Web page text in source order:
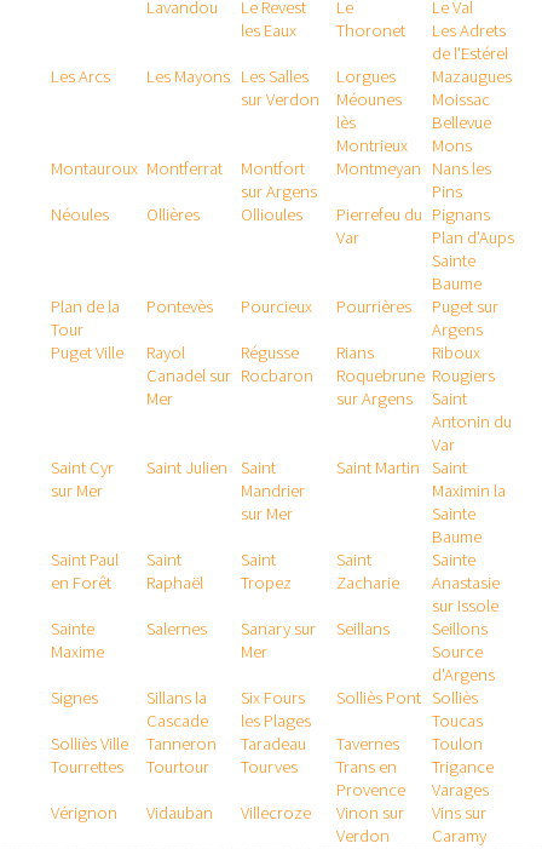
Lavandou
Le Revest
les Eaux
Le
Thoronet
Le Val
Les Adrets
de l'Estérel
Les Arcs
Les Mayons Les Salles
sur Verdon
Lorgues
Mazaugues
Méounes
lès
Montrieux
Moissac
Bellevue
Mons
Montauroux Montferrat
Montfort
sur Argens
Montmeyan
Nans les
Pins
Néoules
Ollières Ollioules
Pierrefeu du
Var
Pignans
Plan d'Aups
Sainte
Baume
Plan de la
Tour
Pontevès Pourcieux Pourrières
Puget sur
Argens
Puget Ville
Rayol
Canadel sur
Mer
Régusse Rians
Riboux
Rocbaron
Roquebrune
sur Argens
Rougiers
Saint
Antonin du
Var
Saint Cyr
sur Mer
Saint Julien
Saint
Mandrier
sur Mer
Saint Martin
Saint
Maximin la
Sainte
Baume
Saint Paul
en Forêt
Saint
Raphaël
Saint
Tropez
Saint
Zacharie
Sainte
Anastasie
sur Issole
Sainte
Maxime
Salernes
Sanary sur
Mer
Seillans
Seillons
Source
d'Argens
Signes
Sillans la
Cascade
Six Fours
les Plages
Solliès Pont Solliès
Toucas
Solliès Ville
Tanneron Taradeau Tavernes
Toulon
Tourrettes
Tourtour Tourves
Trans en
Provence
Trigance
Varages
Vérignon
Vidauban Villecroze
Vinon sur
Verdon
Vins sur
Caramy